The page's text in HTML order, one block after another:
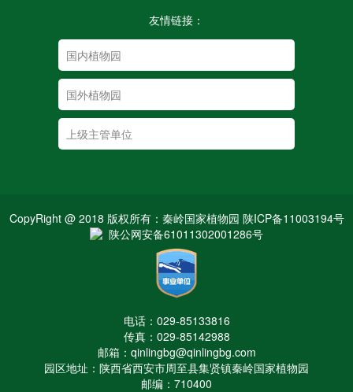
友情链接：
CopyRight @ 2018 版权所有：秦岭国家植物园 陕ICP备11003194号
陕公网安备61011302001286号
电话：029-85133816
传真：029-85142988
邮箱：qinlingbg@qinlingbg.com
园区地址：陕西省西安市周至县集贤镇秦岭国家植物园
邮编：710400